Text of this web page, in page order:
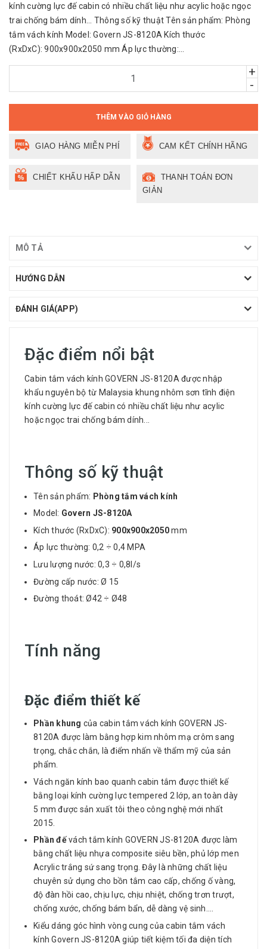
kính cường lực đế cabin có nhiều chất liệu như acylic hoặc ngọc
trai chống bám dính... Thông số kỹ thuật Tên sản phẩm: Phòng
tắm vách kính Model: Govern JS-8120A Kích thước
(RxDxC): 900x900x2050 mm Áp lực thường:...
+
-
THÊM VÀO GIỎ HÀNG
GIAO HÀNG MIỄN PHÍ CAM KẾT CHÍNH HÃNG
CHIẾT KHẤU HẤP DẪN
THANH TOÁN ĐƠN
GIẢN
MÔ TẢ
HƯỚNG DẪN
ĐÁNH GIÁ(APP)
Đặc điểm nổi bật
Cabin tắm vách kính GOVERN JS-8120A được nhập
khẩu nguyên bộ từ Malaysia khung nhôm sơn tĩnh điện
kính cường lực đế cabin có nhiều chất liệu như acylic
hoặc ngọc trai chống bám dính...
Thông số kỹ thuật
Tên sản phẩm: Phòng tắm vách kính
Model: Govern JS-8120A
Kích thước (RxDxC): 900x900x2050mm
Áp lực thường: 0,2 ÷ 0,4 MPA
Lưu lượng nước: 0,3 ÷ 0,8l/s
Đường cấp nước: Ø 15
Đường thoát: Ø42 ÷ Ø48
Tính năng
Đặc điểm thiết kế
Phần khung của cabin tắm vách kính GOVERN JS-
8120A được làm bằng hợp kim nhôm mạ crôm sang
trọng, chắc chắn, là điểm nhấn về thẩm mỹ của sản
phẩm.
Vách ngăn kính bao quanh cabin tắm được thiết kế
bằng loại kính cường lực tempered 2 lớp, an toàn dày
5 mm được sản xuất tôi theo công nghệ mới nhất
2015.
Phần đếvách tắm kính GOVERN JS-8120A được làm
bằng chất liệu nhựa composite siêu bền, phủ lớp men
Acrylic trắng sứ sang trọng. Đây là những chất liệu
chuyên sử dụng cho bồn tắm cao cấp, chống ố vàng,
độ đàn hồi cao, chịu lực, chịu nhiệt, chống trơn trượt,
chống xước, chống bám bẩn, dễ dàng vệ sinh….
Kiểu dáng góc hình vòng cung của cabin tắm vách
kính Govern JS-8120A giúp tiết kiệm tối đa diện tích